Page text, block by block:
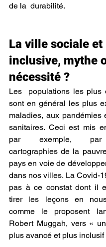
de la  durabilité.
La ville sociale et
inclusive, mythe
nécessité ?
Les  populations les plus
sont en général les plus
maladies, aux pandémies
sanitaires. Ceci est mis
par exemple, par
cartographies de la
pays en voie de
dans nos villes. La Covid-
pas à ce constat dont il
tirer les leçons en
comme le proposent
Robert Muggah, vers «
plus avancé et plus inclusif